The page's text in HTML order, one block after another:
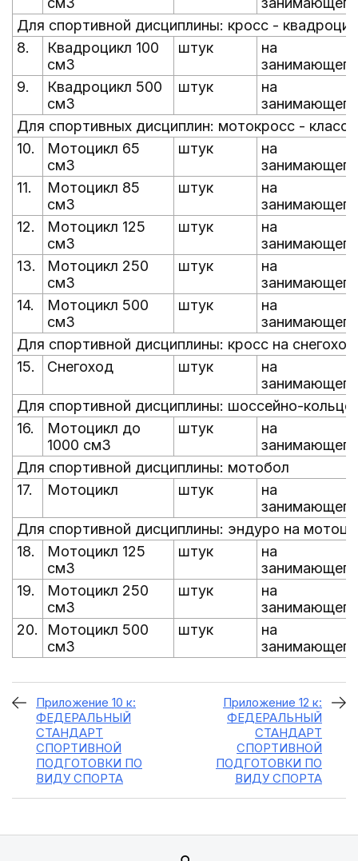
Для спортивной дисциплины: кросс -
8.
Квадроцикл 100
см3
штук
на
9.
Квадроцикл 500
см3
штук
на
Для спортивных дисциплин: мотокросс -
10.
Мотоцикл 65
см3
штук
на
11.
Мотоцикл 85
см3
штук
на
12.
Мотоцикл 125
см3
штук
на
13.
Мотоцикл 250
см3
штук
на
14.
Мотоцикл 500
см3
штук
на
Для спортивной дисциплины: кросс на
15.
Снегоход штук
на
Для спортивной дисциплины: шоссейно-
16.
Мотоцикл до
1000 см3
штук
на
Для спортивной дисциплины: мотобол
17.
Мотоцикл штук
на
Для спортивной дисциплины: эндуро на
18.
Мотоцикл 125
см3
штук
на
19.
Мотоцикл 250
см3
штук
на
20.
Мотоцикл 500
см3
штук
на
Приложение 10 к:
ФЕДЕРАЛЬНЫЙ
СТАНДАРТ
СПОРТИВНОЙ
ПОДГОТОВКИ ПО
ВИДУ СПОРТА
Приложение 12 к:
ФЕДЕРАЛЬНЫЙ
СТАНДАРТ
СПОРТИВНОЙ
ПОДГОТОВКИ ПО
ВИДУ СПОРТА